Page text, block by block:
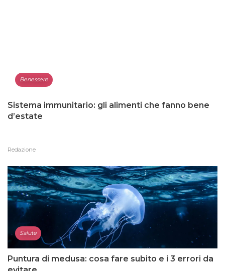
Benessere
Sistema immunitario: gli alimenti che fanno bene
d’estate
Redazione
Salute
Puntura di medusa: cosa fare subito e i 3 errori da